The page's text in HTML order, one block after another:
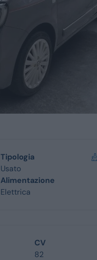
Tipologia
Usato
Alimentazione
Elettrica
CV
82